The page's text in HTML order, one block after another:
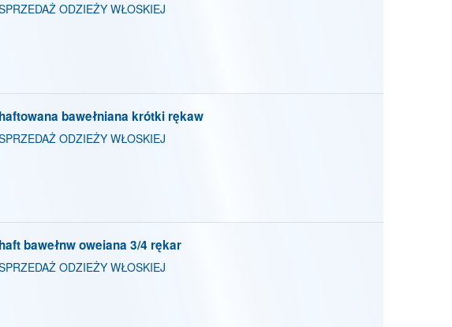
ODZIEŻY WŁOSKIEJ
bawełniana krótki rękaw
ODZIEŻY WŁOSKIEJ
bawełnw oweiana 3/4 rękar
ODZIEŻY WŁOSKIEJ